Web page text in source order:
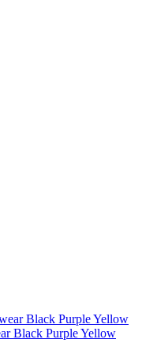
Black Purple Yellow